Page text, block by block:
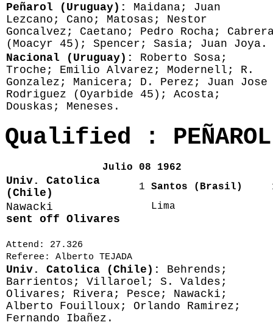
Peñarol (Uruguay): Maidana; Juan
Lezcano; Cano; Matosas; Nestor
Goncalvez; Caetano; Pedro Rocha;
(Moacyr 45); Spencer; Sasia; Juan Joya.
Nacional (Uruguay): Roberto Sosa;
Troche; Emilio Alvarez; Modernell; R.
Gonzalez; Manicera; D. Perez; Juan Jose
Rodriguez (Oyarbide 45); Acosta;
Douskas; Meneses.
Qualified : PEÑAROL
Julio 08 1962
Univ. Catolica
(Chile)
1 Santos (Brasil)
Nawacki
sent off Olivares
Lima
Attend: 27.326
Referee: Alberto TEJADA
Univ. Catolica (Chile): Behrends;
Barrientos; Villaroel; S. Valdes;
Olivares; Rivera; Pesce; Nawacki;
Alberto Fouilloux; Orlando Ramirez;
Fernando Ibañez.